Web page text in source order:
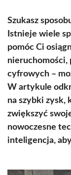
Szukasz
Istnieje wiele
pomóc Ci
nieruchomości,
cyfrowych –
W artykule
na szybki zysk,
zwiększyć
nowoczesne
inteligencja,